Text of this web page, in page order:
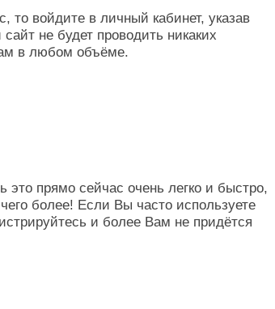
то войдите в личный кабинет, указав
не будет проводить никаких
в любом объёме.
прямо сейчас очень легко и быстро,
более! Если Вы часто используете
и более Вам не придётся